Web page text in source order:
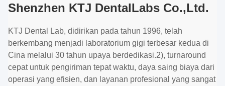
Shenzhen KTJ DentalLabs Co.,Ltd.
KTJ Dental Lab, didirikan pada tahun 1996, telah
berkembang menjadi laboratorium gigi terbesar kedua di
Cina melalui 30 tahun upaya berdedikasi.2), turnaround
cepat untuk pengiriman tepat waktu, daya saing biaya dari
operasi yang efisien, dan layanan profesional yang sangat